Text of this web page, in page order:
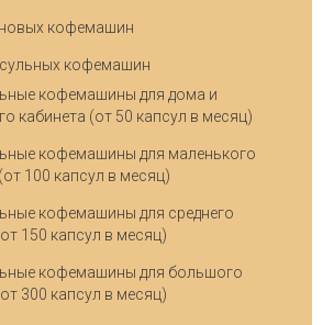
кофемашин
кофемашин
кофемашины для дома и
кабинета (от 50 капсул в месяц)
кофемашины для маленького
100 капсул в месяц)
кофемашины для среднего
150 капсул в месяц)
кофемашины для большого
300 капсул в месяц)